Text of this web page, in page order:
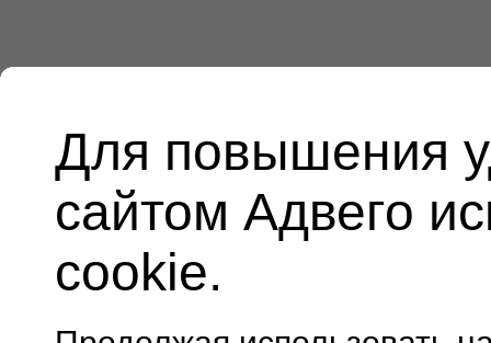
Для повышения
сайтом Адвего
cookie.